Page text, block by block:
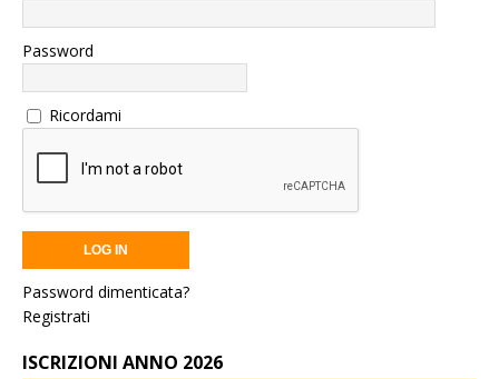
Password
Ricordami
Password dimenticata?
Registrati
ISCRIZIONI ANNO 2026